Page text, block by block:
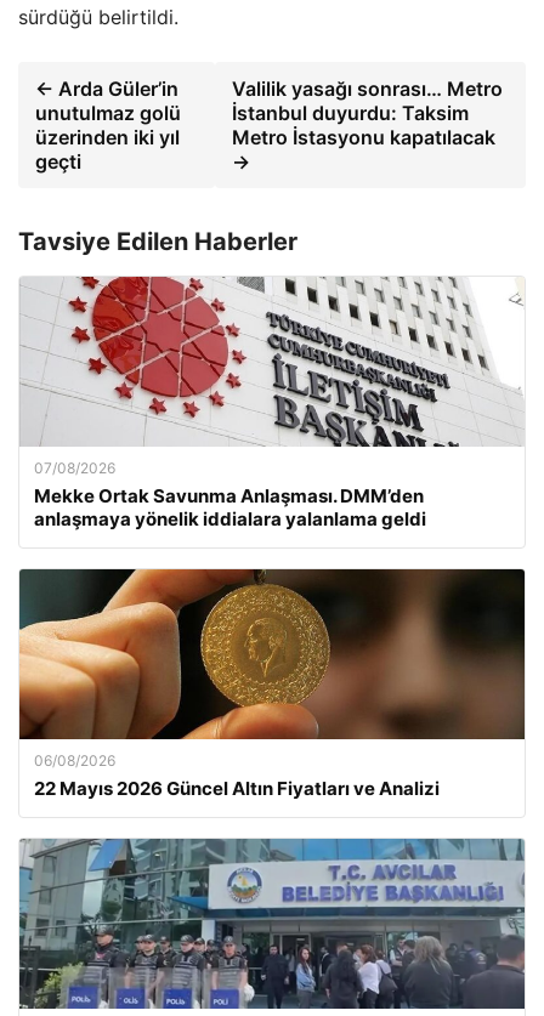
sürdüğü belirtildi.
← Arda Güler’in
unutulmaz golü
üzerinden iki yıl
geçti
Valilik yasağı sonrası… Metro
İstanbul duyurdu: Taksim
Metro İstasyonu kapatılacak
→
Tavsiye Edilen Haberler
07/08/2026
Mekke Ortak Savunma Anlaşması. DMM’den
anlaşmaya yönelik iddialara yalanlama geldi
06/08/2026
22 Mayıs 2026 Güncel Altın Fiyatları ve Analizi